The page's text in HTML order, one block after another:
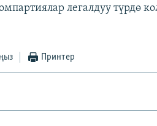
легалдуу түрдө
Принтер